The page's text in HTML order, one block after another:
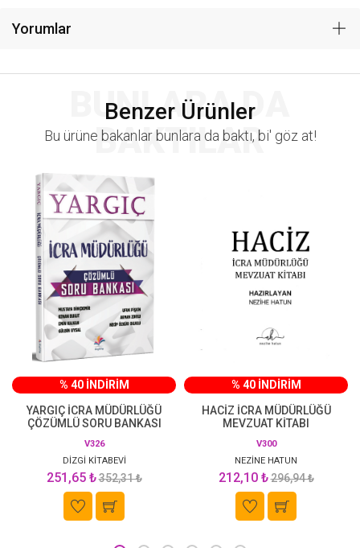
Yorumlar
Benzer Ürünler
BUNLARA DA
BAKTILAR
Bu ürüne bakanlar bunlara da baktı, bi' göz at!
% 40 İNDİRİM
YARGIÇ İCRA MÜDÜRLÜĞÜ
ÇÖZÜMLÜ SORU BANKASI
V326
DİZGİ KİTABEVİ
251,65 ₺352,31 ₺
% 40 İNDİRİM
HACİZ İCRA MÜDÜRLÜĞÜ
MEVZUAT KİTABI
V300
NEZİNE HATUN
212,10 ₺296,94 ₺